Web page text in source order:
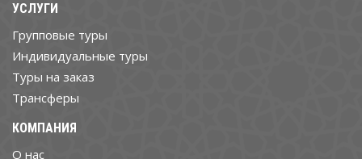
УСЛУГИ
Групповые туры
Индивидуальные туры
Туры на заказ
Трансферы
КОМПАНИЯ
О нас